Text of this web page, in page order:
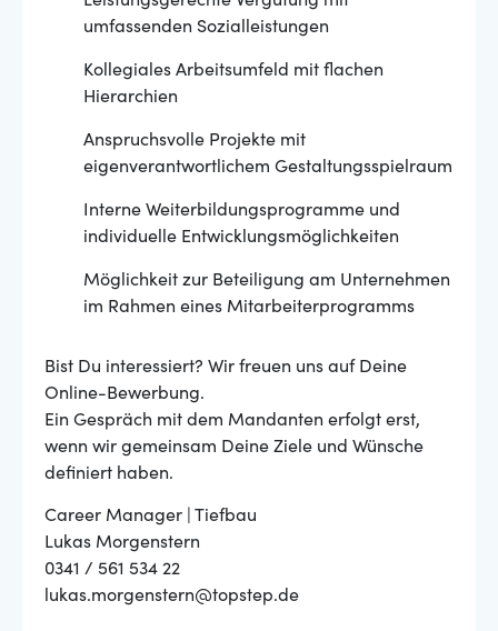
umfassenden Sozialleistungen
Kollegiales Arbeitsumfeld mit flachen
Hierarchien
Anspruchsvolle Projekte mit
eigenverantwortlichem Gestaltungsspielraum
Interne Weiterbildungsprogramme und
individuelle Entwicklungsmöglichkeiten
Möglichkeit zur Beteiligung am Unternehmen
im Rahmen eines Mitarbeiterprogramms
Bist Du interessiert? Wir freuen uns auf Deine
Online-Bewerbung.
Ein Gespräch mit dem Mandanten erfolgt erst,
wenn wir gemeinsam Deine Ziele und Wünsche
definiert haben.
Career Manager | Tiefbau
Lukas Morgenstern
0341 / 561 534 22
lukas.morgenstern@topstep.de